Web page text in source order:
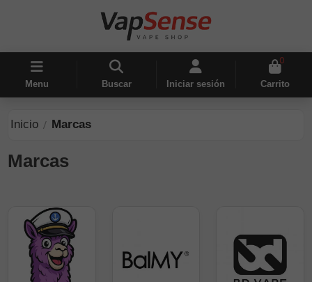
Menu Buscar Iniciar sesión
0
Carrito
Inicio Marcas
Marcas